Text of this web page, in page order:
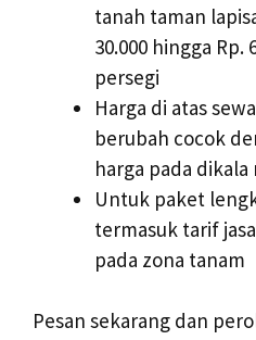
tanah taman
30.000 hingga Rp.
persegi
Harga di atas
berubah cocok
harga pada dikala
Untuk paket
termasuk tarif
pada zona tanam
Pesan sekarang dan